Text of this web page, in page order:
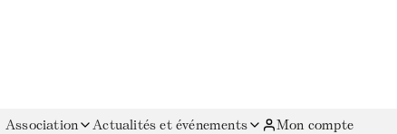
Association Actualités et événements Mon compte